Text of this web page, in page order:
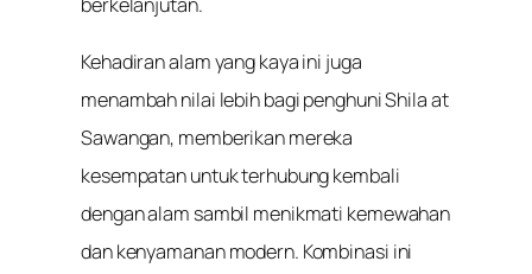
Kehadiran alam yang kaya ini juga
menambah nilai lebih bagi penghuni Shila at
Sawangan, memberikan mereka
kesempatan untuk terhubung kembali
dengan alam sambil menikmati kemewahan
dan kenyamanan modern. Kombinasi ini